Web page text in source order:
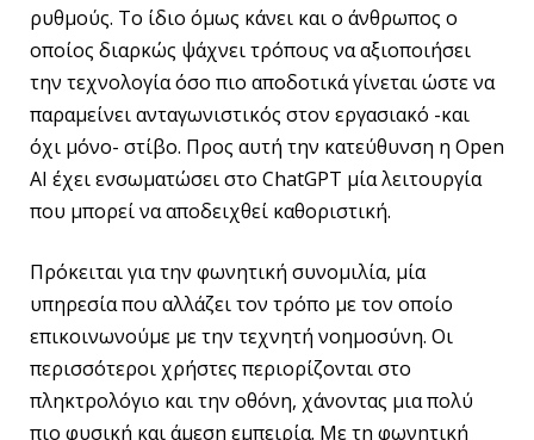
ρυθμούς. Το ίδιο όμως κάνει και ο άνθρωπος ο
οποίος διαρκώς ψάχνει τρόπους να αξιοποιήσει
την τεχνολογία όσο πιο αποδοτικά γίνεται ώστε να
παραμείνει ανταγωνιστικός στον εργασιακό -και
όχι μόνο- στίβο. Προς αυτή την κατεύθυνση η Open
AI έχει ενσωματώσει στο ChatGPT μία λειτουργία
που μπορεί να αποδειχθεί καθοριστική.
Πρόκειται για την φωνητική συνομιλία, μία
υπηρεσία που αλλάζει τον τρόπο με τον οποίο
επικοινωνούμε με την τεχνητή νοημοσύνη. Οι
περισσότεροι χρήστες περιορίζονται στο
πληκτρολόγιο και την οθόνη, χάνοντας μια πολύ
πιο φυσική και άμεση εμπειρία. Με τη φωνητική